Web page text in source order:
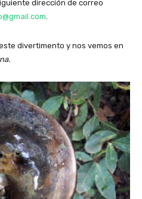
dirección de correo
divertimento y nos vemos en